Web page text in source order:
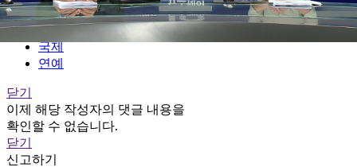
경제
사회
국제
연예
닫기
이제 해당 작성자의 댓글 내용을
확인할 수 없습니다.
닫기
신고하기